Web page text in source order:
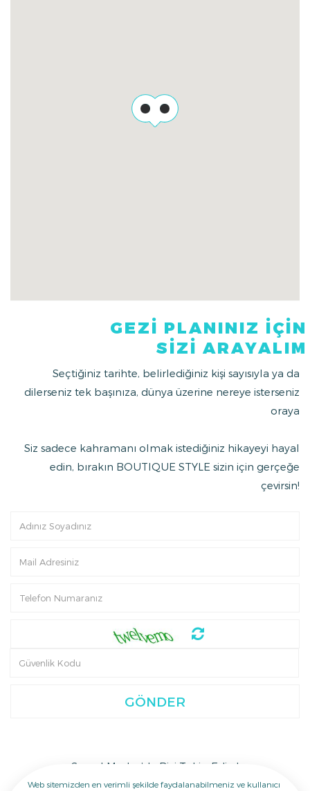
Web sitemizden en verimli şekilde faydalanabilmeniz ve kullanıcı
GEZİ PLANINIZ İÇİN
SİZİ ARAYALIM
Seçtiğiniz tarihte, belirlediğiniz kişi sayısıyla ya da
dilerseniz tek başınıza, dünya üzerine nereye isterseniz
oraya
Siz sadece kahramanı olmak istediğiniz hikayeyi hayal
edin, bırakın BOUTIQUE STYLE sizin için gerçeğe
çevirsin!
GÖNDER
Sosyal Medya’da Bizi Takip Edin !